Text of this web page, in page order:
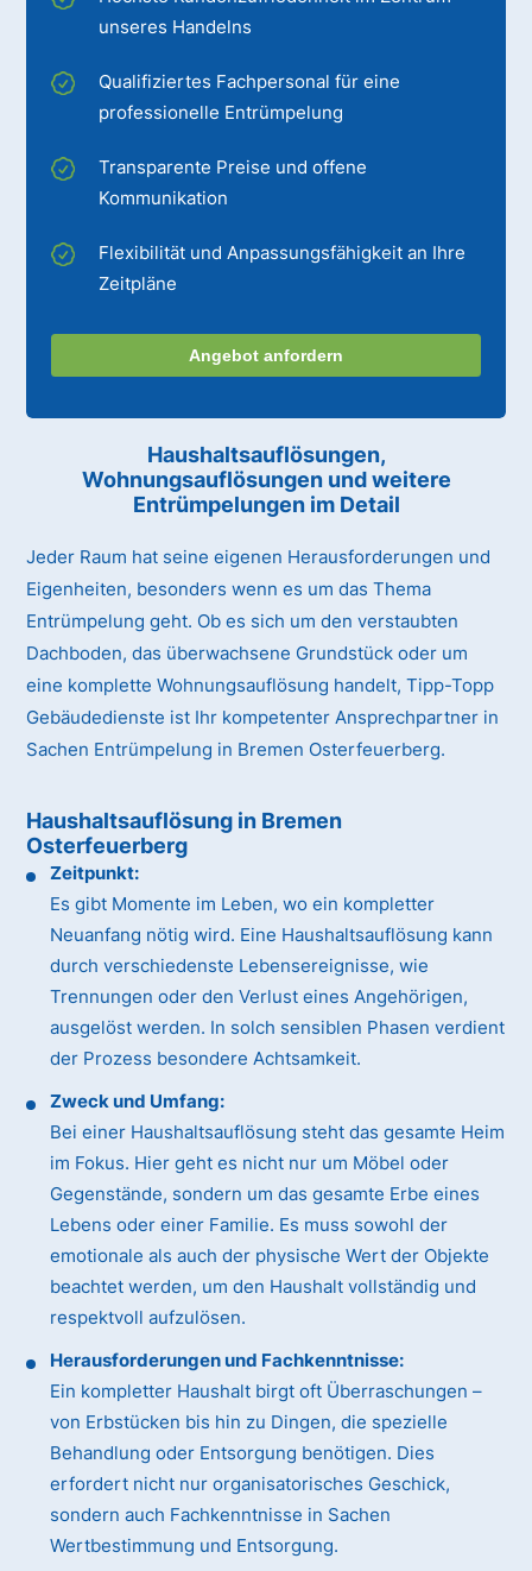
unseres Handelns
Qualifiziertes Fachpersonal für eine
professionelle Entrümpelung
Transparente Preise und offene
Kommunikation
Flexibilität und Anpassungsfähigkeit an Ihre
Zeitpläne
Angebot anfordern
Haushaltsauflösungen,
Wohnungsauflösungen und weitere
Entrümpelungen im Detail
Jeder Raum hat seine eigenen Herausforderungen und
Eigenheiten, besonders wenn es um das Thema
Entrümpelung geht. Ob es sich um den verstaubten
Dachboden, das überwachsene Grundstück oder um
eine komplette Wohnungsauflösung handelt, Tipp-Topp
Gebäudedienste ist Ihr kompetenter Ansprechpartner in
Sachen Entrümpelung in Bremen Osterfeuerberg.
Haushaltsauflösung in Bremen
Osterfeuerberg
Zeitpunkt:
Es gibt Momente im Leben, wo ein kompletter
Neuanfang nötig wird. Eine Haushaltsauflösung kann
durch verschiedenste Lebensereignisse, wie
Trennungen oder den Verlust eines Angehörigen,
ausgelöst werden. In solch sensiblen Phasen verdient
der Prozess besondere Achtsamkeit.
Zweck und Umfang:
Bei einer Haushaltsauflösung steht das gesamte Heim
im Fokus. Hier geht es nicht nur um Möbel oder
Gegenstände, sondern um das gesamte Erbe eines
Lebens oder einer Familie. Es muss sowohl der
emotionale als auch der physische Wert der Objekte
beachtet werden, um den Haushalt vollständig und
respektvoll aufzulösen.
Herausforderungen und Fachkenntnisse:
Ein kompletter Haushalt birgt oft Überraschungen –
von Erbstücken bis hin zu Dingen, die spezielle
Behandlung oder Entsorgung benötigen. Dies
erfordert nicht nur organisatorisches Geschick,
sondern auch Fachkenntnisse in Sachen
Wertbestimmung und Entsorgung.